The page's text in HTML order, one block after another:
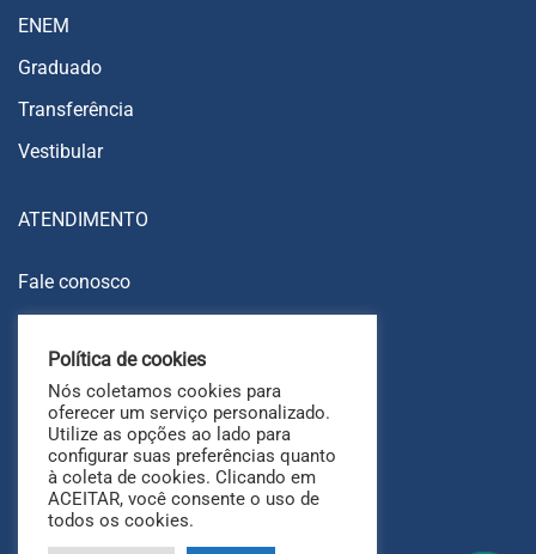
ENEM
Graduado
Transferência
Vestibular
ATENDIMENTO
Fale conosco
Ouvidoria
FAQ
Política de cookies
Nós coletamos cookies para
oferecer um serviço personalizado.
Utilize as opções ao lado para
configurar suas preferências quanto
à coleta de cookies. Clicando em
ACEITAR, você consente o uso de
todos os cookies.